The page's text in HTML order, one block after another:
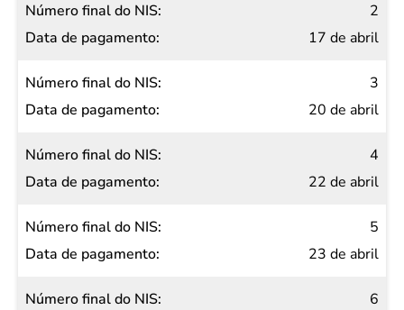
Data de
pagamento
2
17 de abril
3
20 de abril
4
22 de abril
5
23 de abril
6